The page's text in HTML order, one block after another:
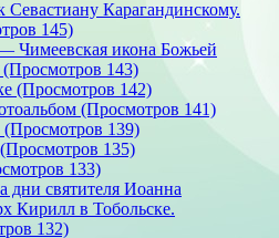
Севастиану Карагандинскому.
145)
Чимеевская икона Божьей
143)
(Просмотров 142)
(Просмотров 141)
(Просмотров 139)
135)
133)
дни святителя Иоанна
Кирилл в Тобольске.
132)